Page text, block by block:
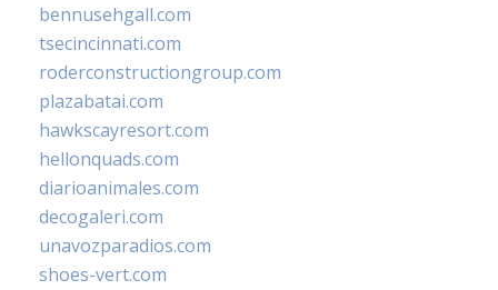
bennusehgall.com
tsecincinnati.com
roderconstructiongroup.com
plazabatai.com
hawkscayresort.com
hellonquads.com
diarioanimales.com
decogaleri.com
unavozparadios.com
shoes-vert.com